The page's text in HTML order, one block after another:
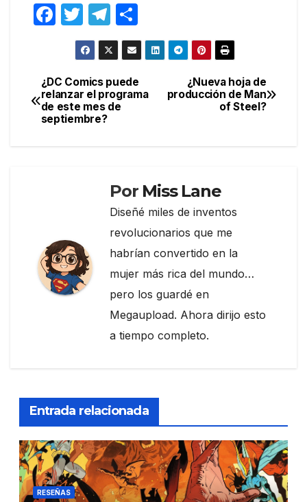
F
e
b
o
T
w
itt
er
T
el
e
gr
a
o
m
p
ar
Navegación
de
¿Nueva hoja de
producción de Man
of Steel?
¿DC Comics puede
relanzar el programa
de este mes de
septiembre?
Por Miss Lane
Diseñé miles de inventos
revolucionarios que me
habrían convertido en la
mujer más rica del mundo…
pero los guardé en
Megaupload. Ahora dirijo esto
a tiempo completo.
Entrada relacionada
RESEÑAS